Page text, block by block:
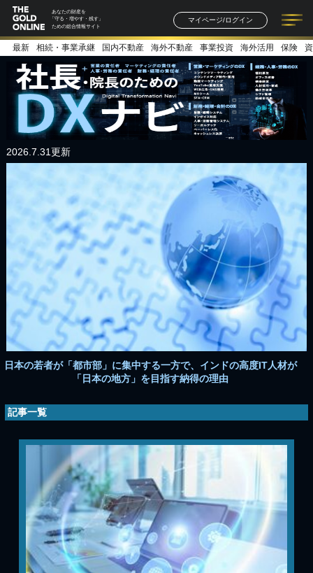
あなたの財産を
「守る・増やす・残す」
ための総合情報サイト
マイページ/ログイン
記事一覧 連載一覧
著者一覧 書籍一覧
最新 相続・事業承継 国内不動産 海外不動産 事業投資 海外活用 保険
2026.7.31更新
日本の若者が「都市部」に集中する一方で、インドの高度IT人材が
「日本の地方」を目指す納得の理由
記事一覧